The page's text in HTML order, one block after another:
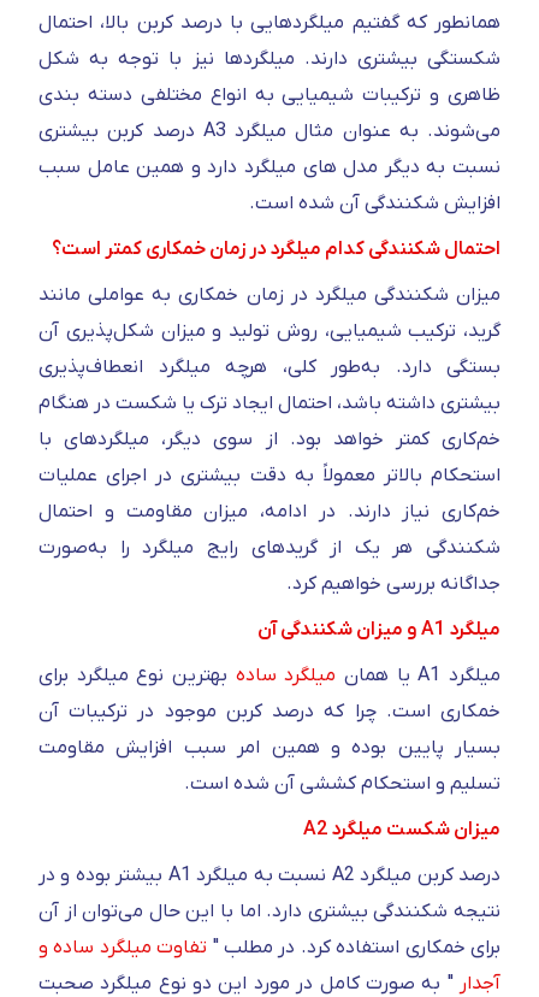
همانطور که گفتیم میلگردهایی با درصد کربن بالا، احتمال
شکستگی بیشتری دارند. میلگردها نیز با توجه به شکل
ظاهری و ترکیبات شیمیایی به انواع مختلفی دسته بندی
می‌شوند. به عنوان مثال میلگرد A3 درصد کربن بیشتری
نسبت به دیگر مدل های میلگرد دارد و همین عامل سبب
افزایش شکنندگی آن شده است.
احتمال شکنندگی کدام میلگرد در زمان خمکاری کمتر است؟
میزان شکنندگی میلگرد در زمان خمکاری به عواملی مانند
گرید، ترکیب شیمیایی، روش تولید و میزان شکل‌پذیری آن
بستگی دارد. به‌طور کلی، هرچه میلگرد انعطاف‌پذیری
بیشتری داشته باشد، احتمال ایجاد ترک یا شکست در هنگام
خم‌کاری کمتر خواهد بود. از سوی دیگر، میلگردهای با
استحکام بالاتر معمولاً به دقت بیشتری در اجرای عملیات
خم‌کاری نیاز دارند. در ادامه، میزان مقاومت و احتمال
شکنندگی هر یک از گریدهای رایج میلگرد را به‌صورت
جداگانه بررسی خواهیم کرد.
میلگرد A1 و میزان شکنندگی آن
میلگرد A1 یا همان
میلگرد ساده بهترین نوع میلگرد برای
خمکاری است. چرا که درصد کربن موجود در ترکیبات آن
بسیار پایین بوده و همین امر سبب افزایش مقاومت
تسلیم و استحکام کششی آن شده است.
میزان شکست میلگرد A2
درصد کربن میلگرد A2 نسبت به میلگرد A1 بیشتر بوده و در
نتیجه شکنندگی بیشتری دارد. اما با این حال می‌توان از آن
برای خمکاری استفاده کرد. در مطلب " تفاوت میلگرد ساده و
آجدار " به صورت کامل در مورد این دو نوع میلگرد صحبت